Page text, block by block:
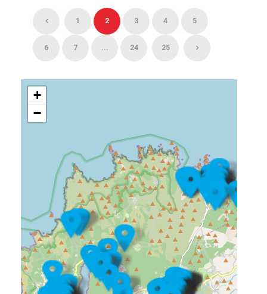
1 2 3 4 5
6 7 ... 24 25
+
−